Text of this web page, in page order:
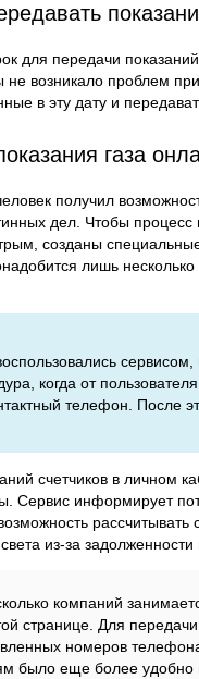
для передачи
не возникало проблем
в эту дату и
газа
получил
дел. Чтобы процесс
созданы
лишь
когда от
телефон. После
счетчиков в личном
Сервис информирует
из-за
компаний
странице. Для
номеров
было еще более